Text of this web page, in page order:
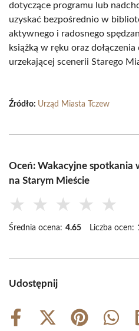
dotyczące programu lub
uzyskać bezpośrednio w
aktywnego i radosnego
książką w ręku oraz
urzekającej scenerii Starego
Źródło: Urząd Miasta Tczew
Oceń: Wakacyjne spotkania
na Starym Mieście
★ ★ ★ ★ ★
Średnia ocena: 4.65 Liczba ocen:
Udostępnij
Share
Share
Share
Share